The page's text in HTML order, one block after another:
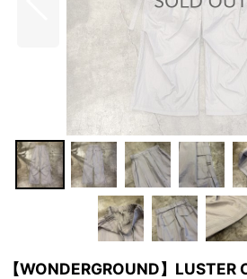
【WONDERGROUND】LUSTER